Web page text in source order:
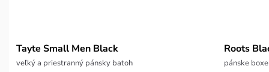
Tayte Small Men Black
veľký a priestranný pánsky batoh
Roots
pánske